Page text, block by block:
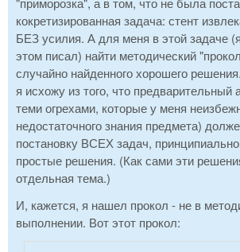
кокретизированная задача: стент
БЕЗ усилия. А для меня в этой задаче
этом писал) найти методический
случайно найденного хорошего
я исхожу из того, что предварительный
теми огрехами, которые у меня
недостаточного знания предмета)
постановку ВСЕХ задач,
простые решения. (Как сами эти
отдельная тема.)
И, кажется, я нашел прокол - не в
выполнении. Вот этот прокол: